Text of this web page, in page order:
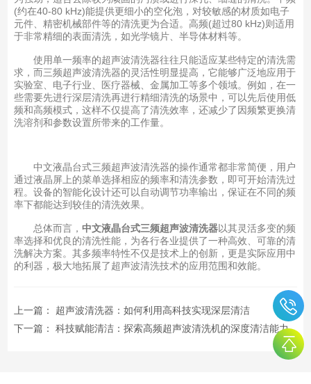
(约在40-80 kHz)能提供更细小的空化泡，对较敏感的材质如电子
元件、精密机械部件等的清洗更为合适。高频(超过80 kHz)则适用
于非常精细的表面清洗，如光学镜片、半导体材料等。
使用单一频率的超声波清洗器往往只能适应某些特定的清洗需
求，而三频超声波清洗器的灵活性明显提高，它能够广泛地应用于
实验室、电子行业、医疗器械、金属加工等多个领域。例如，在一
些需要先进行深层清洗再进行精细清洗的场景中，可以先后使用低
频和高频模式，这样不仅提高了清洗效率，还减少了因频繁更换清
洗溶剂和参数设置所带来的工作量。
中文液晶台式三频超声波清洗器的操作通常都非常简便，用户
通过液晶屏上的菜单选择相应的频率和清洗参数，即可开始清洗过
程。设备的智能化设计还可以自动调节功率输出，保证在不同的频
率下都能达到较佳的清洗效果。
总体而言， 中文液晶台式三频超声波清洗器以其灵活多变的频
率选择和优良的清洗性能，为各行各业提供了一种高效、可靠的清
洗解决方案。其多频率特性不仅是技术上的创新，更是实际应用中
的利器，极大地拓展了超声波清洗技术的应用范围和效能。
上一篇： 超声波清洗器：如何利用高科技实现深层清洁
下一篇： 科技赋能清洁：探索高频超声波清洗机的深度清洁能力